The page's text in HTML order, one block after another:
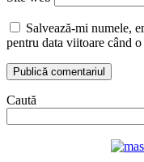
Salvează-mi numele,
pentru data viitoare când o
Caută